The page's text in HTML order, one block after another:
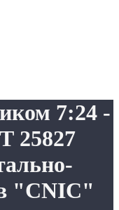
7:24 -
25827
"CNIC"